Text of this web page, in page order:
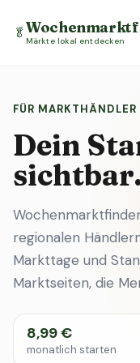
🥬 Märkte lokal entdecken
FÜR MARKTHÄNDLER
Dein
sichtbar.
regionalen
Markttage und
Marktseiten, die
8,99 €
monatlich starten